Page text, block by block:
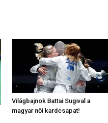
Világbajnok Battai Sugival a
magyar női kardcsapat!